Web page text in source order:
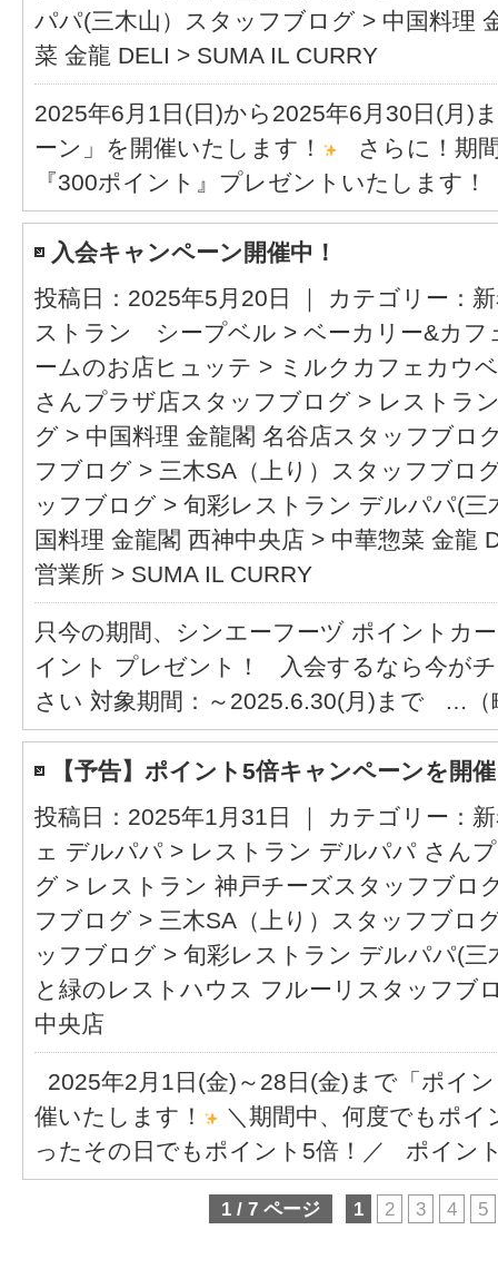
パパ(三木山）スタッフブログ > 中国料理
菜 金龍 DELI > SUMA IL CURRY
2025年6月1日(日)から2025年6月30日(月)
ーン」を開催いたします！
さらに！期
『300ポイント』プレゼントいたします
入会キャンペーン開催中！
投稿日：2025年5月20日 ｜ カテゴリー：
ストラン シープベル > ベーカリー&カフ
ームのお店ヒュッテ > ミルクカフェカウ
さんプラザ店スタッフブログ > レストラ
グ > 中国料理 金龍閣 名谷店スタッフブロ
フブログ > 三木SA（上り）スタッフブロ
ッフブログ > 旬彩レストラン デルパパ(三
国料理 金龍閣 西神中央店 > 中華惣菜 金龍
営業所 > SUMA IL CURRY
只今の期間、シンエーフーヅ ポイント
イント プレゼント！ 入会するなら今が
さい 対象期間：～2025.6.30(月)まで …（
【予告】ポイント5倍キャンペーンを開
投稿日：2025年1月31日 ｜ カテゴリー：
ェ デルパパ > レストラン デルパパ さん
グ > レストラン 神戸チーズスタッフブロ
フブログ > 三木SA（上り）スタッフブロ
ッフブログ > 旬彩レストラン デルパパ(三
と緑のレストハウス フルーリスタッフブ
中央店
2025年2月1日(金)～28日(金)まで「ポイ
催いたします！
＼期間中、何度でもポ
ったその日でもポイント5倍！／ ポイン
1 / 7 ページ 1 2 3 4 5